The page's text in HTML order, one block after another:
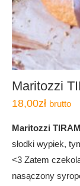
Maritozzi
18,00zł brutto
Maritozzi
słodki wypiek,
<3 Zatem
nasączony